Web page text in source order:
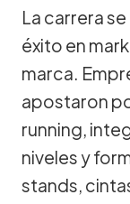
La carrera
éxito en
marca.
apostaron
running,
niveles y
stands,